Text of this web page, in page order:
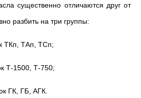
существенно отличаются друг от
разбить на три группы:
ТКп, ТАп, ТСп;
Т-1500, Т-750;
ГК, ГБ, АГК.